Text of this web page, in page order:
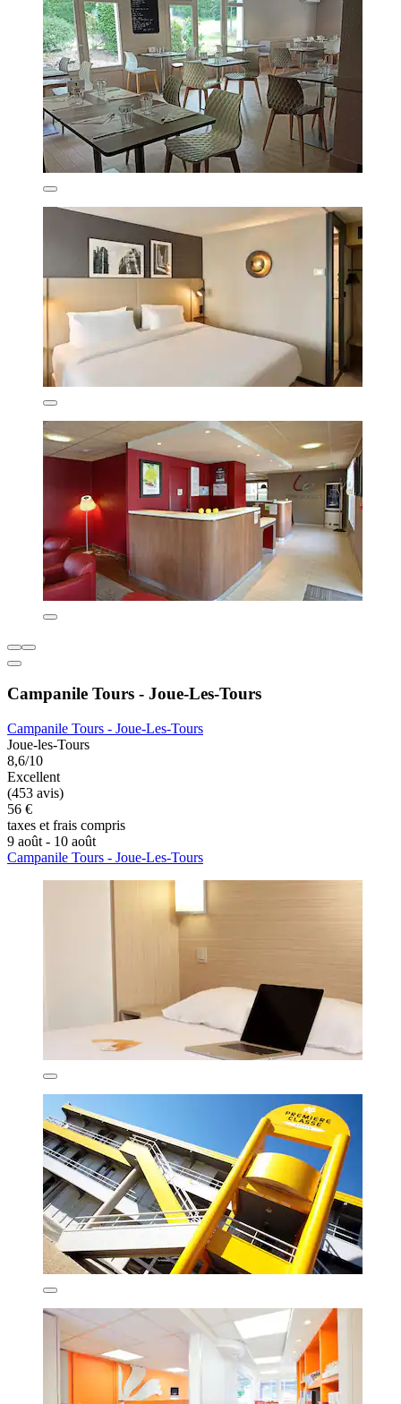
Campanile Tours - Joue-Les-Tours
Campanile Tours - Joue-Les-Tours
Joue-les-Tours
8,6/10
Excellent
(453 avis)
56 €
taxes et frais compris
9 août - 10 août
Campanile Tours - Joue-Les-Tours